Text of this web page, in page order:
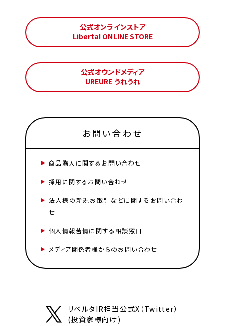
公式オンラインストア
Liberta! ONLINE STORE
公式オウンドメディア
UREURE うれうれ
お問い合わせ
商品購入に関するお問い合わせ
採用に関するお問い合わせ
法人様の新規お取引などに関するお問い合わ
せ
個人情報苦情に関する相談窓口
メディア関係者様からのお問い合わせ
リベルタIR担当公式X（Twitter）
(投資家様向け)